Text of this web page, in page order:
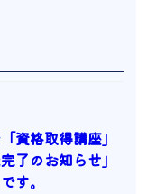
資格取得講座」
了のお知らせ」
す。